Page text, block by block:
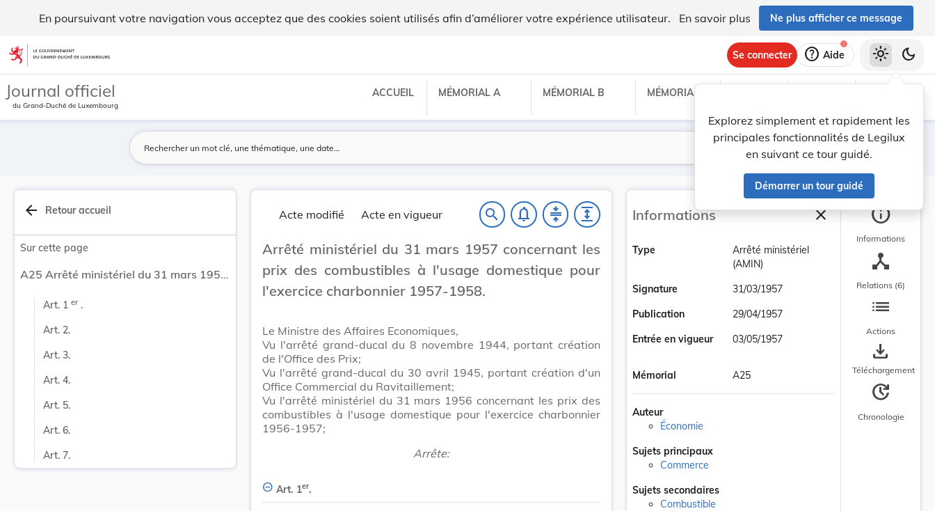
En poursuivant votre navigation vous acceptez que des cookies soient utilisés afin d’améliorer votre expérience utilisateur. En savoir plus Ne plus afficher ce message
Aller au contenu
Se connecter help Aide
Explorez simplement et rapidement les
principales fonctionnalités de Legilux
en suivant ce tour guidé.
Démarrer un tour guidé
light_mode dark_mode
Journal officiel
du Grand-Duché de Luxembourg
ACCUEIL MÉMORIAL A MÉMORIAL B MÉMORIAL C
Lancer la recherche
Filtres
arrow_back Retour accueil
Sur cette page
A25 Arrêté ministériel du 31 mars 1957 concernant les prix des combustibles à l'usage domestique pour l'exercice charbonnier 1957-1958.
Art. 1 er .
Art. 2.
Art. 3.
Art. 4.
Art. 5.
Art. 6.
Art. 7.
Acte modifié Acte en vigueur search notifications_none compress expand
Arrêté ministériel du 31 mars 1957 concernant les
prix des combustibles à l'usage domestique pour
l'exercice charbonnier 1957-1958.
Le Ministre des Affaires Economiques,
Vu l'arrêté grand-ducal du 8 novembre 1944, portant création
de l'Office des Prix;
Vu l'arrêté grand-ducal du 30 avril 1945, portant création d'un
Office Commercial du Ravitaillement;
Vu l'arrêté ministériel du 31 mars 1956 concernant les prix des
combustibles à l'usage domestique pour l'exercice charbonnier
1956-1957;
Arrête:
Art. 1er.
Informations closeFermer la barre
Type
Arrêté ministériel
(AMIN)
Signature
31/03/1957
Publication
29/04/1957
Entrée en vigueur
03/05/1957
Mémorial A25
Auteur
Économie
Sujets principaux
Commerce
Sujets secondaires
Combustible
info
Informations
device_hub
Relations (6)
list
Actions
save_alt
Téléchargement
update
Chronologie